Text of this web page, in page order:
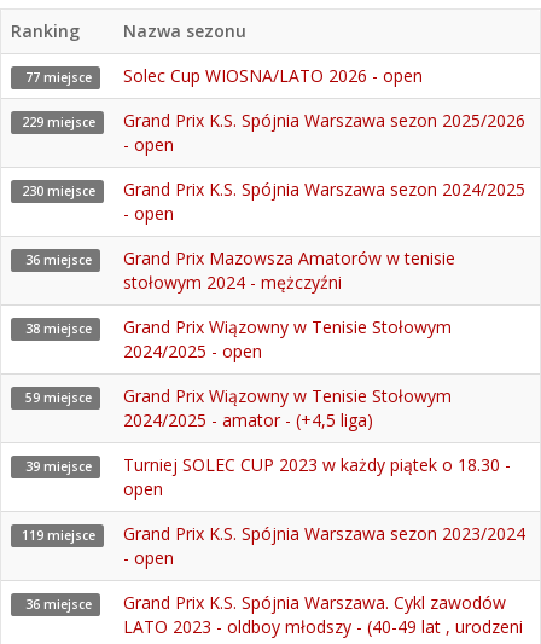
Ranking Nazwa sezonu
77 miejsce Solec Cup WIOSNA/LATO 2026 - open
229 miejsce
Grand Prix K.S. Spójnia Warszawa sezon 2025/2026
- open
230 miejsce
Grand Prix K.S. Spójnia Warszawa sezon 2024/2025
- open
36 miejsce
Grand Prix Mazowsza Amatorów w tenisie
stołowym 2024 - mężczyźni
38 miejsce
Grand Prix Wiązowny w Tenisie Stołowym
2024/2025 - open
59 miejsce
Grand Prix Wiązowny w Tenisie Stołowym
2024/2025 - amator - (+4,5 liga)
39 miejsce
Turniej SOLEC CUP 2023 w każdy piątek o 18.30 -
open
119 miejsce
Grand Prix K.S. Spójnia Warszawa sezon 2023/2024
- open
36 miejsce
Grand Prix K.S. Spójnia Warszawa. Cykl zawodów
LATO 2023 - oldboy młodszy - (40-49 lat , urodzeni